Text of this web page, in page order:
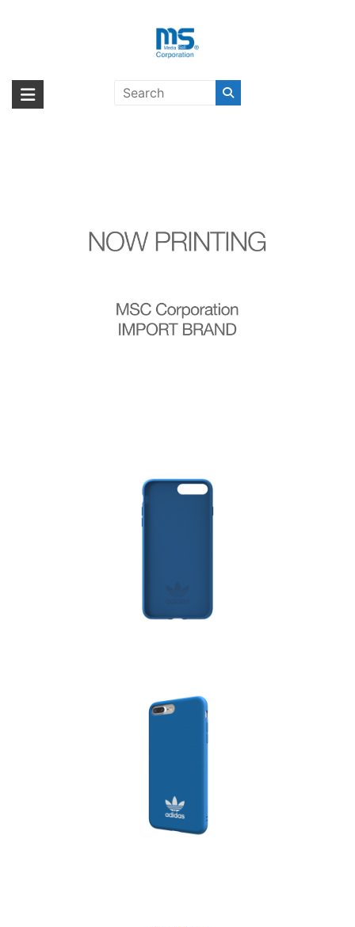
海外輸入ブランド商品｜株式会社
海外事業部が取り揃えている海外輸入商品には、日本では珍しい「海外ブ
ランド」をはじめ「ユニークな商品」「機能的な商品」「コストパフォー
iPhone 8 Plus Blue〔アディダス〕